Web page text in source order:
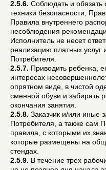
2.5.6. Соблюдать и обязать
техники безопасности,
Правила внутреннего
несоблюдения
Исполнитель не несет
реализацию платных услуг
Потребителя.
2.5.7. Приводить ребенка,
интересах
опрятном виде, в чистой
сменной обуви и забирать
окончания занятия.
2.5.8. Заказчик и/или иные
Потребителя, а также сам
правила, с которыми их
которые размещены на
стендах.
2.5.9. В течение трех